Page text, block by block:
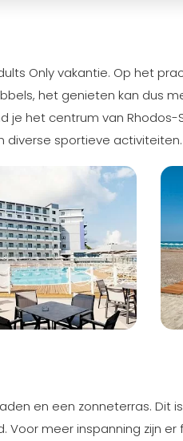
Only vakantie. Op het
het genieten kan dus
je het centrum van Rhodos-
diverse sportieve activiteiten.
en een zonneterras. Dit
meer inspanning zijn